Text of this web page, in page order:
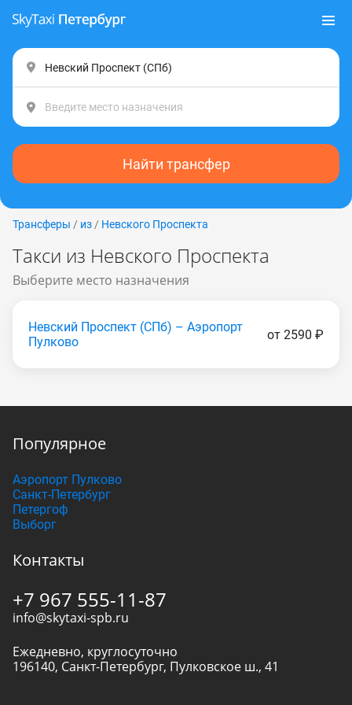
Найти трансфер
Трансферы / из / Невского Проспекта
Такси из Невского Проспекта
Выберите место назначения
Невский Проспект (СПб) – Аэропорт
Пулково
от 2590 ₽
Популярное
Аэропорт Пулково
Санкт-Петербург
Петергоф
Выборг
Контакты
+7 967 555-11-87
info@skytaxi-spb.ru
Ежедневно, круглосуточно
196140, Санкт-Петербург, Пулковское ш., 41